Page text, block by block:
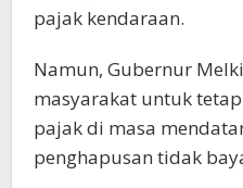
pajak kendaraan.
Namun, Gubernur
masyarakat untuk
pajak di masa
penghapusan tidak